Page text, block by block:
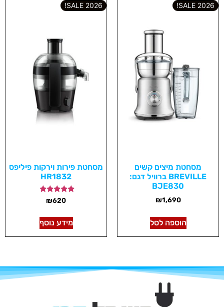
2026 SALE!
מסחטת מיצים קשים
BREVILLE ברוויל דגם:
BJE830
₪1,690
הוספה לסל
2026 SALE!
מסחטת פירות וירקות פיליפס
HR1832
דורג
5.00
₪620
מידע נוסף